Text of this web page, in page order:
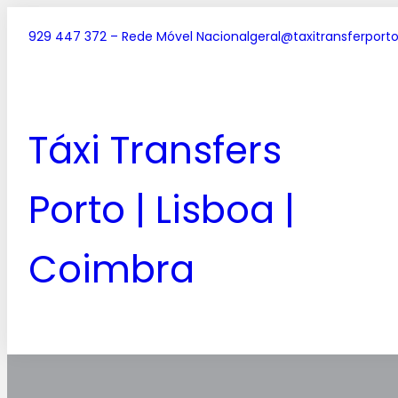
929 447 372 – Rede Móvel Nacional
Táxi Transfers
Porto | Lisboa |
Coimbra